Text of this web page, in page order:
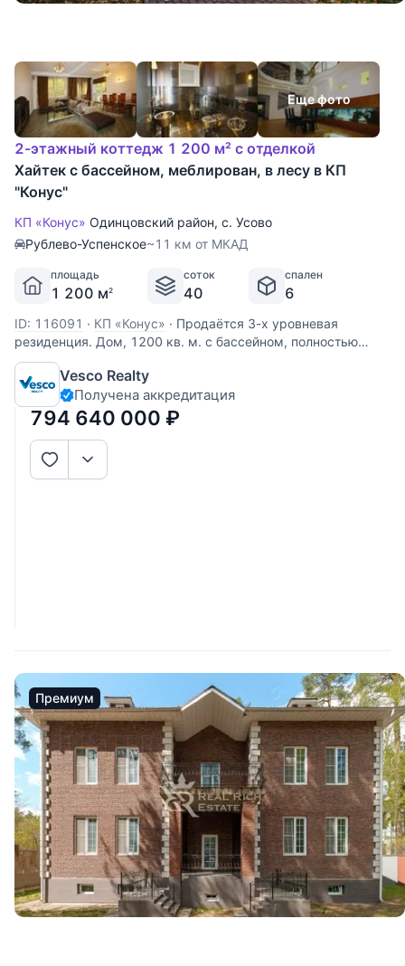
Еще фото
2-этажный коттедж 1 200 м² с отделкой
Хайтек с бассейном, меблирован, в лесу в КП
"Конус"
КП «Конус» Одинцовский район, с. Усово
Рублево-Успенское~11 км от МКАД
площадь
1 200 м2
соток
40
спален
6
ID: 116091 · КП «Конус» · Продаётся 3-х уровневая
резиденция. Дом, 1200 кв. м. с бассейном, полностью
готов к проживанию. На территории участка отдельно
стоящий гостевой дом (360 кв.м.) с бассейном, готов к
проживанию. Лесной участок 47 сот, растут вековые
сосны. Участник
Vesco Realty
Получена аккредитация
794 640 000 ₽
Премиум